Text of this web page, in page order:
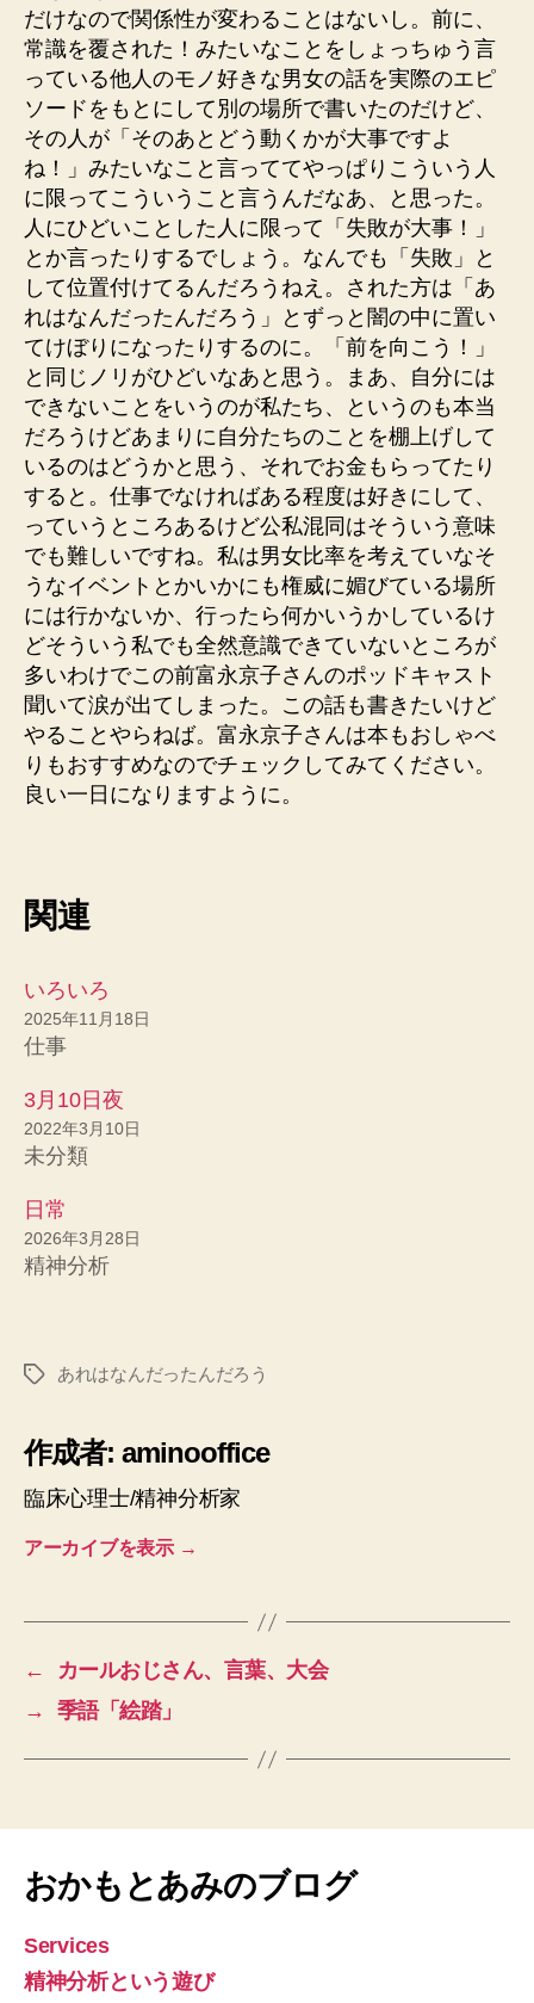
だけなので関係性が変わることはないし。前に、
常識を覆された！みたいなことをしょっちゅう言
っている他人のモノ好きな男女の話を実際のエピ
ソードをもとにして別の場所で書いたのだけど、
その人が「そのあとどう動くかが大事ですよ
ね！」みたいなこと言っててやっぱりこういう人
に限ってこういうこと言うんだなあ、と思った。
人にひどいことした人に限って「失敗が大事！」
とか言ったりするでしょう。なんでも「失敗」と
して位置付けてるんだろうねえ。された方は「あ
れはなんだったんだろう」とずっと闇の中に置い
てけぼりになったりするのに。「前を向こう！」
と同じノリがひどいなあと思う。まあ、自分には
できないことをいうのが私たち、というのも本当
だろうけどあまりに自分たちのことを棚上げして
いるのはどうかと思う、それでお金もらってたり
すると。仕事でなければある程度は好きにして、
っていうところあるけど公私混同はそういう意味
でも難しいですね。私は男女比率を考えていなそ
うなイベントとかいかにも権威に媚びている場所
には行かないか、行ったら何かいうかしているけ
どそういう私でも全然意識できていないところが
多いわけでこの前富永京子さんのポッドキャスト
聞いて涙が出てしまった。この話も書きたいけど
やることやらねば。富永京子さんは本もおしゃべ
りもおすすめなのでチェックしてみてください。
良い一日になりますように。
関連
いろいろ
2025年11月18日
仕事
3月10日夜
2022年3月10日
未分類
日常
2026年3月28日
精神分析
タ
あれはなんだったんだろう
作成者: aminooffice
臨床心理士/精神分析家
アーカイブを表示 →
←
カールおじさん、言葉、大会
→
季語「絵踏」
おかもとあみのブログ
Services
精神分析という遊び